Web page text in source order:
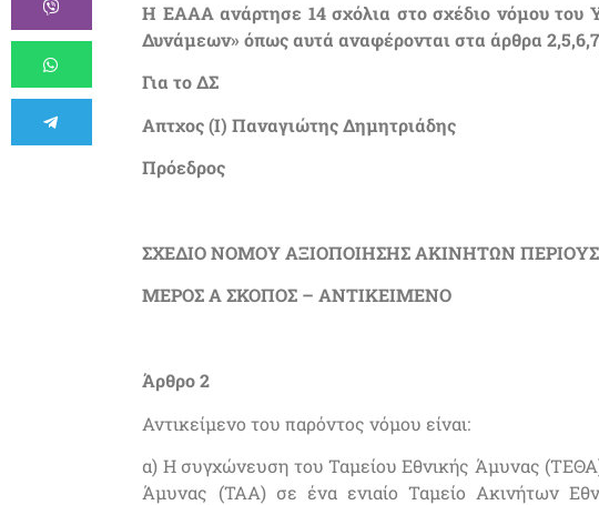
Η ΕΑΑΑ ανάρτησε 14 σχόλια στο σχέδιο νόμου
Δυνάμεων» όπως αυτά αναφέρονται στα άρθρα
Για το ΔΣ
Απτχος (Ι) Παναγιώτης Δημητριάδης
Πρόεδρος
ΣΧΕΔΙΟ ΝΟΜΟΥ ΑΞΙΟΠΟΙΗΣΗΣ ΑΚΙΝΗΤΩΝ
ΜΕΡΟΣ Α ΣΚΟΠΟΣ – ΑΝΤΙΚΕΙΜΕΝΟ
Άρθρο 2
Αντικείμενο του παρόντος νόμου είναι:
α) Η συγχώνευση του Ταμείου Εθνικής Άμυνας
Άμυνας (ΤΑΑ) σε ένα ενιαίο Ταμείο Ακινήτων